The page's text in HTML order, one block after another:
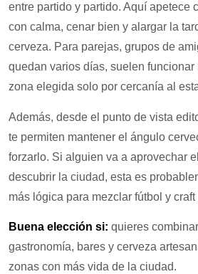
entre partido y partido. Aquí apetece
con calma, cenar bien y alargar la
cerveza. Para parejas, grupos de
quedan varios días, suelen
zona elegida solo por cercanía al
Además, desde el punto de vista
te permiten mantener el ángulo
forzarlo. Si alguien va a aprovechar
descubrir la ciudad, esta es
más lógica para mezclar fútbol y craft
Buena elección si: quieres
gastronomía, bares y cerveza
zonas con más vida de la ciudad.